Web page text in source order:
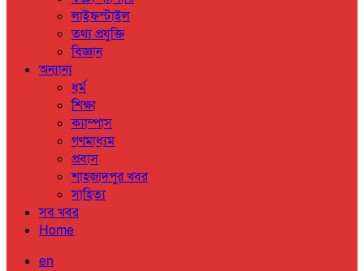
লাইফস্টাইল
তথ্য প্রযুক্তি
বিজ্ঞান
অন্যান্য
ধর্ম
শিক্ষা
ক্যাম্পাস
গণমাধ্যম
প্রবাস
শাহজাদপুর খবর
সাহিত্য
সব খবর
Home
en